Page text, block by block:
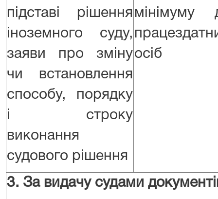
підставі рішення
іноземного суду,
заяви про зміну
чи встановлення
способу, порядку
і строку
виконання
судового рішення
мінімуму
осіб
3. За видачу судами